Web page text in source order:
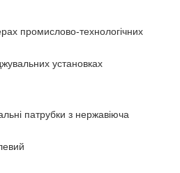
промислово-технологічних
установках
патрубки з нержавіюча